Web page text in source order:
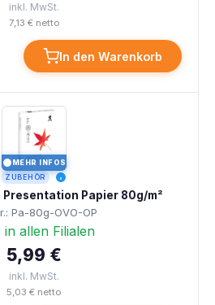
inkl. MwSt.
7,13 € netto
In den Warenkorb
MEHR INFOS
ZUBEHÖR
Presentation Papier 80g/m²
Pa-80g-OVO-OP
allen Filialen
5,99 €
inkl. MwSt.
5,03 € netto